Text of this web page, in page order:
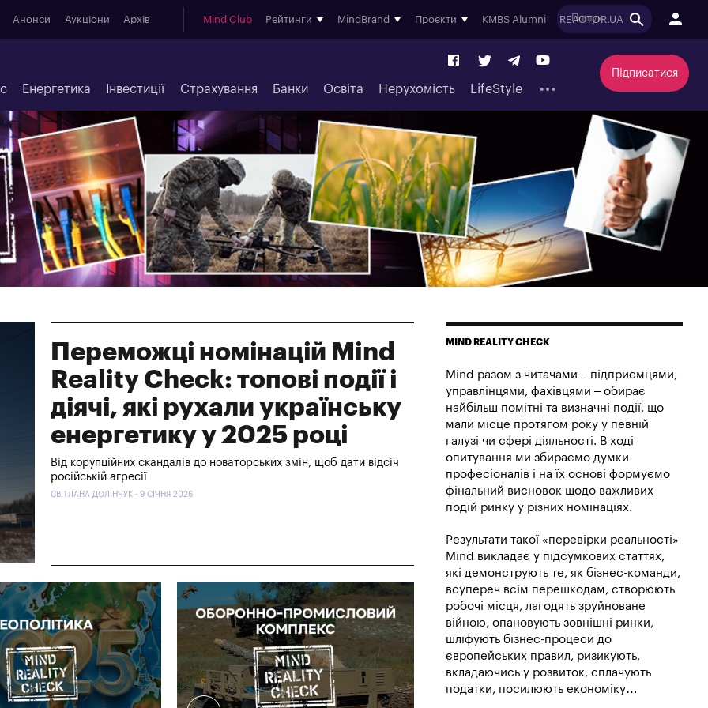
Анонси Аукціони Архів Mind Club Рейтинги MindBrand Проєкти KMBS Alumni REACTOR.UA
Енергетика Інвестиції Страхування Банки Освіта Нерухомість LifeStyle
Підписатися
Переможці номінацій Mind
Reality Check: топові події і
діячі, які рухали українську
енергетику у 2025 році
Від корупційних скандалів до новаторських змін, щоб дати відсіч
російській агресії
СВІТЛАНА ДОЛІНЧУК - 9 СІЧНЯ 2026
MIND REALITY CHECK
Mind разом з читачами – підприємцями,
управлінцями, фахівцями – обирає
найбільш помітні та визначні події, що
мали місце протягом року у певній
галузі чи сфері діяльності. В ході
опитування ми збираємо думки
професіоналів і на їх основі формуємо
фінальний висновок щодо важливих
подій ринку у різних номінаціях.
Результати такої «перевірки реальності»
Mind викладає у підсумкових статтях,
які демонструють те, як бізнес-команди,
всупереч всім перешкодам, створюють
робочі місця, лагодять зруйноване
війною, опановують зовнішні ринки,
шліфують бізнес-процеси до
європейських правил, ризикують,
вкладаючись у розвиток, сплачують
податки, посилюють економіку…